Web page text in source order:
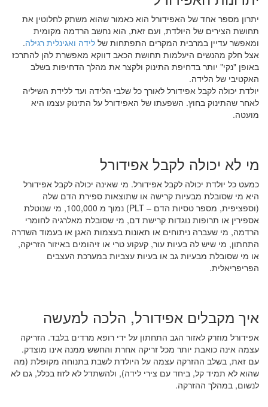
יתרון מספר אחד של האפידורל הוא כאמור שהוא משתק לחלוטין את
תחושת הצירים של היולדת, ועם זאת, הוא נחשב הרדמה מקומית
ומאפשר עדיין במרבית המקרים התפתחות של לידה ואגינלית רגילה.
אצל חלק מהנשים היעלמות תחושת הכאב דווקא מאפשרת להן להתרכז
באופן "נקי" יותר בדחיפת התינוק ולקצר את מהלך הדחיפות בשלב
האקטיבי של הלידה.
יולדת יכולה לקבל אפידורל לאורך כל שלבי הלידה ועד ללידת השיליה
לאחר שהתינוק בחוץ. השפעתו של האפידורל על התינוק עצמו היא
מועטה.
מי לא יכולה לקבל אפידורל
כמעט כל יולדת יכולה לקבל אפידורל. מי שאינה יכולה לקבל אפידורל
היא מי שסובלת מבעיות קרישה או שתוצאות ספירת הדם שלה
(וספציפית, מספר טסיות הדם – PLT) נמוך מ 100,000, מי שנוטלת
אספירין או תרופות נוגדות קרישת דם, מי שסובלת מאלרגיה לחומרי
הרדמה, מי שעברה ניתוחים או תאונות בעצמות האגן או בעמוד השדרה
התחתון, מי שיש לה בעיות עור, קעקוע טרי או זיהומים באיזור הזריקה,
או מי שסובלת מבעיות גב או בעיות עצביות במערכת העצבים
הפריפריאלית.
איך מקבלים אפידורל, הלכה למעשה
אפידורל מוזרק לאזור הגב התחתון על ידי רופא מרדים בלבד. הזריקה
עצמה אינה כואבת יותר מכל זריקה אחרת והחשש ממנה אינו מוצדק.
עם זאת, בשלב ההזרקה עצמה על היולדת לשבת בתנוחה מקופלת (מה
שהוא לא תמיד קל, ביחד עם צירי לידה), ולהשתדל לא לזוז בכלל, גם לא
לנשום, במהלך ההזרקה.